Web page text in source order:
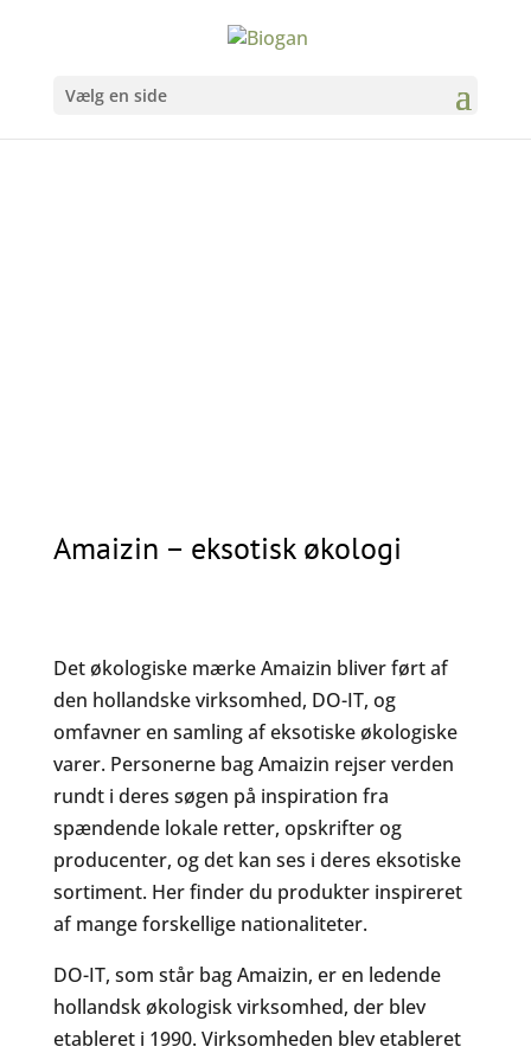
Vælg en side
Amaizin – eksotisk økologi
Det økologiske mærke Amaizin bliver ført af
den hollandske virksomhed, DO-IT, og
omfavner en samling af eksotiske økologiske
varer. Personerne bag Amaizin rejser verden
rundt i deres søgen på inspiration fra
spændende lokale retter, opskrifter og
producenter, og det kan ses i deres eksotiske
sortiment. Her finder du produkter inspireret
af mange forskellige nationaliteter.
DO-IT, som står bag Amaizin, er en ledende
hollandsk økologisk virksomhed, der blev
etableret i 1990. Virksomheden blev etableret